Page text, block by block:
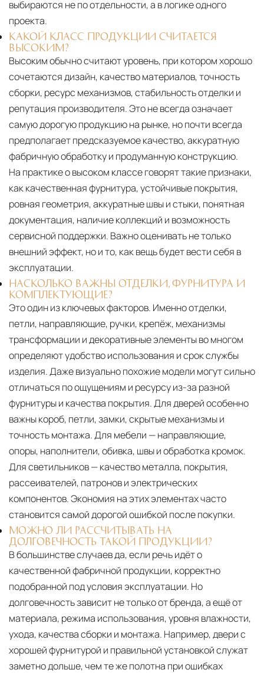
выбираются не по отдельности, а в логике одного
проекта.
КАКОЙ КЛАСС ПРОДУКЦИИ СЧИТАЕТСЯ
ВЫСОКИМ?
Высоким обычно считают уровень, при котором хорошо
сочетаются дизайн, качество материалов, точность
сборки, ресурс механизмов, стабильность отделки и
репутация производителя. Это не всегда означает
самую дорогую продукцию на рынке, но почти всегда
предполагает предсказуемое качество, аккуратную
фабричную обработку и продуманную конструкцию.
На практике о высоком классе говорят такие признаки,
как качественная фурнитура, устойчивые покрытия,
ровная геометрия, аккуратные швы и стыки, понятная
документация, наличие коллекций и возможность
сервисной поддержки. Важно оценивать не только
внешний эффект, но и то, как вещь будет вести себя в
эксплуатации.
НАСКОЛЬКО ВАЖНЫ ОТДЕЛКИ, ФУРНИТУРА И
КОМПЛЕКТУЮЩИЕ?
Это один из ключевых факторов. Именно отделки,
петли, направляющие, ручки, крепёж, механизмы
трансформации и декоративные элементы во многом
определяют удобство использования и срок службы
изделия. Даже визуально похожие модели могут сильно
отличаться по ощущениям и ресурсу из-за разной
фурнитуры и качества покрытия. Для дверей особенно
важны короб, петли, замки, скрытые механизмы и
точность монтажа. Для мебели — направляющие,
опоры, наполнители, обивка, швы и обработка кромок.
Для светильников — качество металла, покрытия,
рассеивателей, патронов и электрических
компонентов. Экономия на этих элементах часто
становится самой дорогой ошибкой после покупки.
МОЖНО ЛИ РАССЧИТЫВАТЬ НА
ДОЛГОВЕЧНОСТЬ ТАКОЙ ПРОДУКЦИИ?
В большинстве случаев да, если речь идёт о
качественной фабричной продукции, корректно
подобранной под условия эксплуатации. Но
долговечность зависит не только от бренда, а ещё от
материала, режима использования, уровня влажности,
ухода, качества сборки и монтажа. Например, двери с
хорошей фурнитурой и правильной установкой служат
заметно дольше, чем те же полотна при ошибках